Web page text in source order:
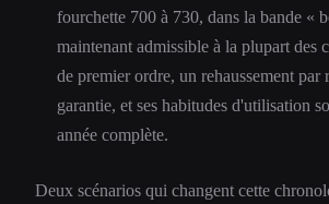
fourchette 700 à 730, dans la bande «
maintenant admissible à la plupart des
de premier ordre, un rehaussement par
garantie, et ses habitudes d'utilisation
année complète.
Deux scénarios qui changent cette